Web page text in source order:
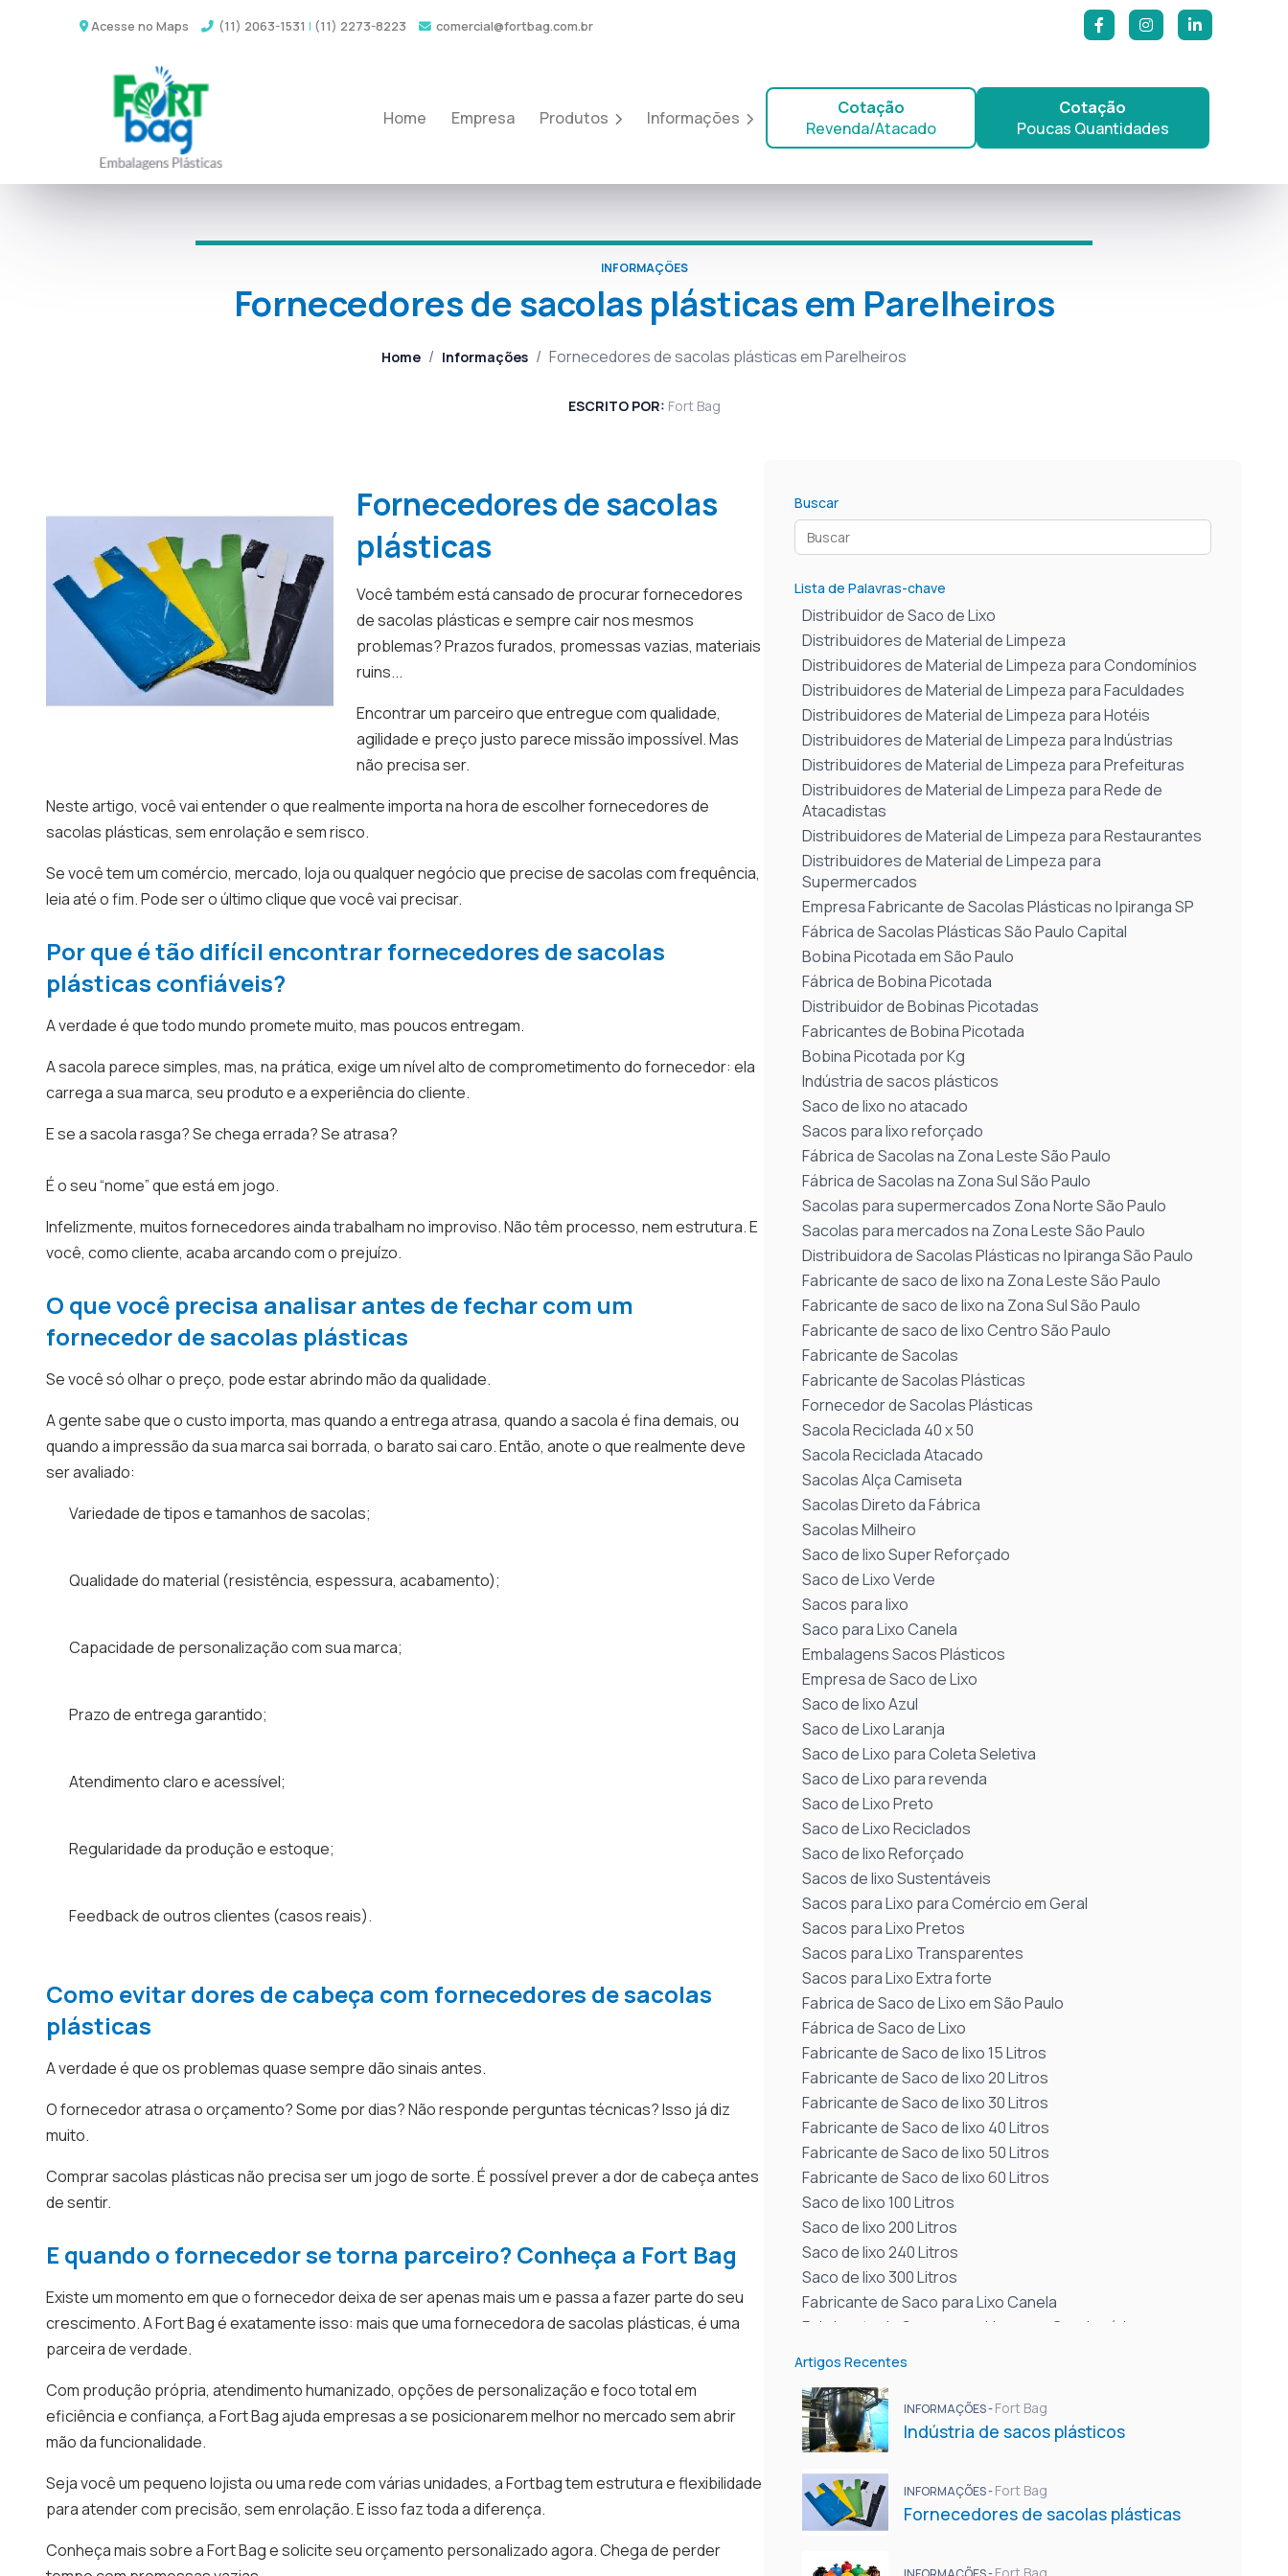
Acesse no Maps (11) 2063-1531 | (11) 2273-8223 comercial@fortbag.com.br
Home Empresa Produtos Informações
Cotação
Revenda/Atacado
Cotação
Poucas Quantidades
INFORMAÇÕES
Fornecedores de sacolas plásticas em Parelheiros
Home / Informações / Fornecedores de sacolas plásticas em Parelheiros
ESCRITO POR: Fort Bag
Fornecedores de sacolas
plásticas
Você também está cansado de procurar fornecedores
de sacolas plásticas e sempre cair nos mesmos
problemas? Prazos furados, promessas vazias, materiais
ruins...
Encontrar um parceiro que entregue com qualidade,
agilidade e preço justo parece missão impossível. Mas
não precisa ser.
Neste artigo, você vai entender o que realmente importa na hora de escolher fornecedores de
sacolas plásticas, sem enrolação e sem risco.
Se você tem um comércio, mercado, loja ou qualquer negócio que precise de sacolas com frequência,
leia até o fim. Pode ser o último clique que você vai precisar.
Por que é tão difícil encontrar fornecedores de sacolas
plásticas confiáveis?
A verdade é que todo mundo promete muito, mas poucos entregam.
A sacola parece simples, mas, na prática, exige um nível alto de comprometimento do fornecedor: ela
carrega a sua marca, seu produto e a experiência do cliente.
E se a sacola rasga? Se chega errada? Se atrasa?
É o seu “nome” que está em jogo.
Infelizmente, muitos fornecedores ainda trabalham no improviso. Não têm processo, nem estrutura. E
você, como cliente, acaba arcando com o prejuízo.
O que você precisa analisar antes de fechar com um
fornecedor de sacolas plásticas
Se você só olhar o preço, pode estar abrindo mão da qualidade.
A gente sabe que o custo importa, mas quando a entrega atrasa, quando a sacola é fina demais, ou
quando a impressão da sua marca sai borrada, o barato sai caro. Então, anote o que realmente deve
ser avaliado:
Variedade de tipos e tamanhos de sacolas;
Qualidade do material (resistência, espessura, acabamento);
Capacidade de personalização com sua marca;
Prazo de entrega garantido;
Atendimento claro e acessível;
Regularidade da produção e estoque;
Feedback de outros clientes (casos reais).
Como evitar dores de cabeça com fornecedores de sacolas
plásticas
A verdade é que os problemas quase sempre dão sinais antes.
O fornecedor atrasa o orçamento? Some por dias? Não responde perguntas técnicas? Isso já diz
muito.
Comprar sacolas plásticas não precisa ser um jogo de sorte. É possível prever a dor de cabeça antes
de sentir.
E quando o fornecedor se torna parceiro? Conheça a Fort Bag
Existe um momento em que o fornecedor deixa de ser apenas mais um e passa a fazer parte do seu
crescimento. A Fort Bag é exatamente isso: mais que uma fornecedora de sacolas plásticas, é uma
parceira de verdade.
Com produção própria, atendimento humanizado, opções de personalização e foco total em
eficiência e confiança, a Fort Bag ajuda empresas a se posicionarem melhor no mercado sem abrir
mão da funcionalidade.
Seja você um pequeno lojista ou uma rede com várias unidades, a Fortbag tem estrutura e flexibilidade
para atender com precisão, sem enrolação. E isso faz toda a diferença.
Conheça mais sobre a Fort Bag e solicite seu orçamento personalizado agora. Chega de perder
Buscar
Lista de Palavras-chave
Distribuidor de Saco de Lixo
Distribuidores de Material de Limpeza
Distribuidores de Material de Limpeza para Condomínios
Distribuidores de Material de Limpeza para Faculdades
Distribuidores de Material de Limpeza para Hotéis
Distribuidores de Material de Limpeza para Indústrias
Distribuidores de Material de Limpeza para Prefeituras
Distribuidores de Material de Limpeza para Rede de
Atacadistas
Distribuidores de Material de Limpeza para Restaurantes
Distribuidores de Material de Limpeza para
Supermercados
Empresa Fabricante de Sacolas Plásticas no Ipiranga SP
Fábrica de Sacolas Plásticas São Paulo Capital
Bobina Picotada em São Paulo
Fábrica de Bobina Picotada
Distribuidor de Bobinas Picotadas
Fabricantes de Bobina Picotada
Bobina Picotada por Kg
Indústria de sacos plásticos
Saco de lixo no atacado
Sacos para lixo reforçado
Fábrica de Sacolas na Zona Leste São Paulo
Fábrica de Sacolas na Zona Sul São Paulo
Sacolas para supermercados Zona Norte São Paulo
Sacolas para mercados na Zona Leste São Paulo
Distribuidora de Sacolas Plásticas no Ipiranga São Paulo
Fabricante de saco de lixo na Zona Leste São Paulo
Fabricante de saco de lixo na Zona Sul São Paulo
Fabricante de saco de lixo Centro São Paulo
Fabricante de Sacolas
Fabricante de Sacolas Plásticas
Fornecedor de Sacolas Plásticas
Sacola Reciclada 40 x 50
Sacola Reciclada Atacado
Sacolas Alça Camiseta
Sacolas Direto da Fábrica
Sacolas Milheiro
Saco de lixo Super Reforçado
Saco de Lixo Verde
Sacos para lixo
Saco para Lixo Canela
Embalagens Sacos Plásticos
Empresa de Saco de Lixo
Saco de lixo Azul
Saco de Lixo Laranja
Saco de Lixo para Coleta Seletiva
Saco de Lixo para revenda
Saco de Lixo Preto
Saco de Lixo Reciclados
Saco de lixo Reforçado
Sacos de lixo Sustentáveis
Sacos para Lixo para Comércio em Geral
Sacos para Lixo Pretos
Sacos para Lixo Transparentes
Sacos para Lixo Extra forte
Fabrica de Saco de Lixo em São Paulo
Fábrica de Saco de Lixo
Fabricante de Saco de lixo 15 Litros
Fabricante de Saco de lixo 20 Litros
Fabricante de Saco de lixo 30 Litros
Fabricante de Saco de lixo 40 Litros
Fabricante de Saco de lixo 50 Litros
Fabricante de Saco de lixo 60 Litros
Saco de lixo 100 Litros
Saco de lixo 200 Litros
Saco de lixo 240 Litros
Saco de lixo 300 Litros
Fabricante de Saco para Lixo Canela
Fabricante de Sacos para Lixo para Condomínios
Fabricante de Sacos para Lixo para Hotéis
Fabricante de Sacos para Lixo para Indústrias
Fabricante de Sacos para Lixo para Prefeituras
Fabricante de Sacos para Lixo para Rede de Atacadistas
Fabricante de Sacos para Lixo para Restaurantes
Fabricante de Sacos para Lixo para Supermercados
Sacolas Plásticas Recicladas para Feira
Artigos Recentes
INFORMAÇÕES -Fort Bag
Indústria de sacos plásticos
INFORMAÇÕES -Fort Bag
Fornecedores de sacolas plásticas
Fort Bag